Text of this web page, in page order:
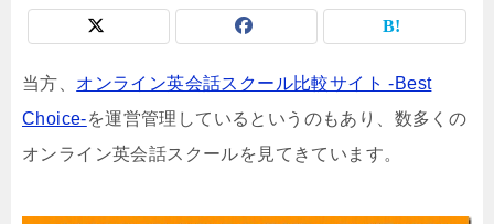
当方、 オンライン英会話スクール比較サイト -Best
Choice-を運営管理しているというのもあり、数多くの
オンライン英会話スクールを見てきています。